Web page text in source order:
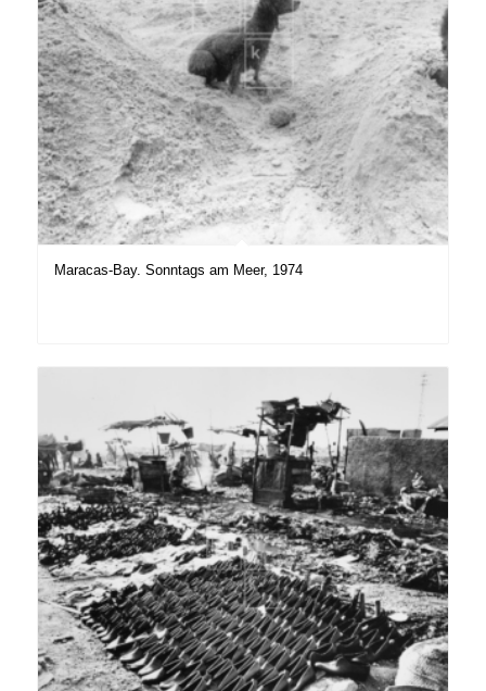
Maracas-Bay. Sonntags am Meer, 1974